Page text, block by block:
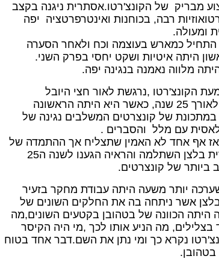
מבריק של הקונצ'רטו.אסתרית ניגנה בקצב
רבה, בכוחנות ואינטרפרטציה יפה
ומעולה.
התחיל כמארש בעוצמה וכח ולאחר הסערה
היתה איטיות ושקט יחסי בפרק השני.
מלווה נאמנה בנגינה יפה.
הקונצ'רטו ,נרגשת לאור חצי היובל
וההתמדה לאורך 25 שנה, כאשר היא היתה הראשונה
של קונצרטים המשלבים נגינה של
עם מלל והסברים .
אף אחד לא האמין שתצליח אך ההתמדה של
ד"ר אסתרית בלצן השתלמה והראיה הגענו לשנה ה25
ביותר של קונצרטים.
יותר משעה היתה עבודת מחקר בזעיר
אשר ניתחה בה את החלקים השונים של
היתה הכוונה של בטהובן בקטעים השונים,מה
בצלילים, מה הניע אותו לכך ,מי היה הקיסר
נקרא כך ומי נתן את השם.דבר אחד בטוח